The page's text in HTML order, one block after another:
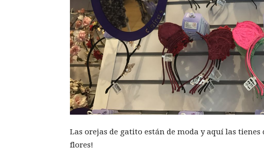
Las orejas de gatito están de moda y aquí las tienes
flores!